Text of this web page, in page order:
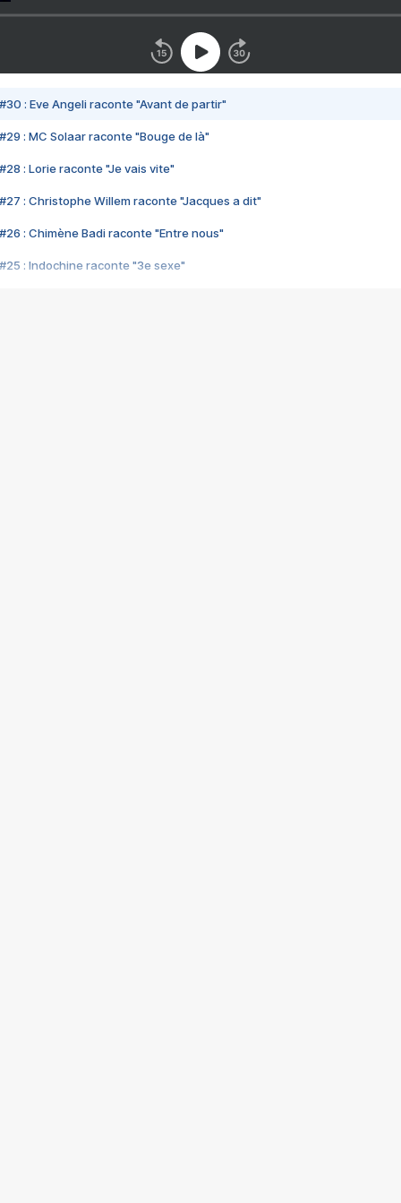
#30 : Eve Angeli raconte "Avant de partir"
#29 : MC Solaar raconte "Bouge de là"
#28 : Lorie raconte "Je vais vite"
#27 : Christophe Willem raconte "Jacques a dit"
#26 : Chimène Badi raconte "Entre nous"
#25 : Indochine raconte "3e sexe"